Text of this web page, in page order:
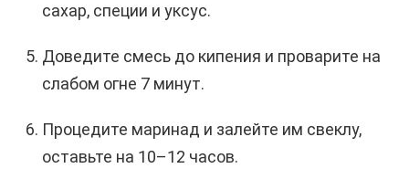
сахар, специи и уксус.
Доведите смесь до кипения и проварите на
слабом огне 7 минут.
Процедите маринад и залейте им свеклу,
оставьте на 10–12 часов.